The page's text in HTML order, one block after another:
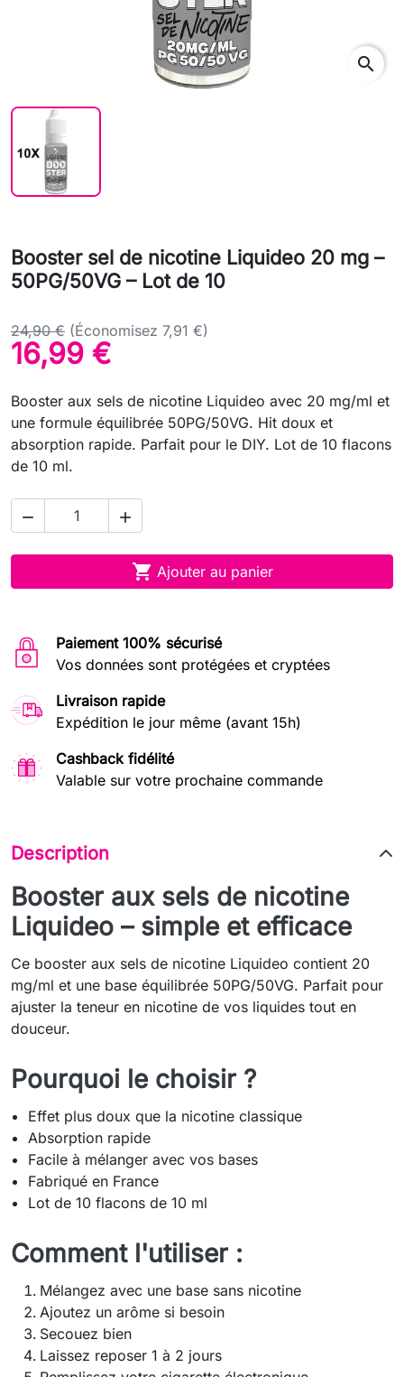
search
Booster sel de nicotine Liquideo 20 mg –
50PG/50VG – Lot de 10
24,90 € (Économisez 7,91 €)
16,99 €
Booster aux sels de nicotine Liquideo avec 20 mg/ml et
une formule équilibrée 50PG/50VG. Hit doux et
absorption rapide. Parfait pour le DIY. Lot de 10 flacons
de 10 ml.
 
 Ajouter au panier
Paiement 100% sécurisé
Vos données sont protégées et cryptées
Livraison rapide
Expédition le jour même (avant 15h)
Cashback fidélité
Valable sur votre prochaine commande
Description
Booster aux sels de nicotine
Liquideo – simple et efficace
Ce booster aux sels de nicotine Liquideo contient 20
mg/ml et une base équilibrée 50PG/50VG. Parfait pour
ajuster la teneur en nicotine de vos liquides tout en
douceur.
Pourquoi le choisir ?
Effet plus doux que la nicotine classique
Absorption rapide
Facile à mélanger avec vos bases
Fabriqué en France
Lot de 10 flacons de 10 ml
Comment l'utiliser :
Mélangez avec une base sans nicotine
Ajoutez un arôme si besoin
Secouez bien
Laissez reposer 1 à 2 jours